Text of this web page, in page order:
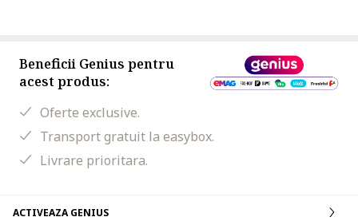
Beneficii Genius pentru
acest produs:
Oferte exclusive.
Transport gratuit la easybox.
Livrare prioritara.
ACTIVEAZA GENIUS